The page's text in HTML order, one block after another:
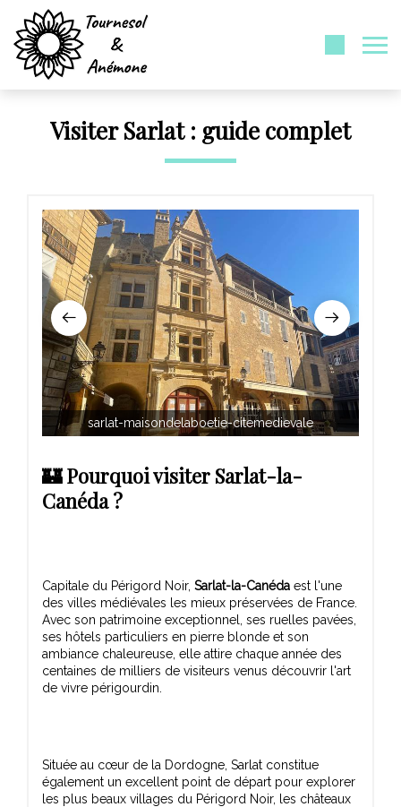
Visiter Sarlat : guide complet
sarlat-maisondelaboetie-citemedievale
🏰 Pourquoi visiter Sarlat-la-
Canéda ?
Capitale du Périgord Noir, Sarlat-la-Canéda est l'une
des villes médiévales les mieux préservées de France.
Avec son patrimoine exceptionnel, ses ruelles pavées,
ses hôtels particuliers en pierre blonde et son
ambiance chaleureuse, elle attire chaque année des
centaines de milliers de visiteurs venus découvrir l'art
Située au cœur de la Dordogne, Sarlat constitue
également un excellent point de départ pour explorer
les plus beaux villages du Périgord Noir, les châteaux